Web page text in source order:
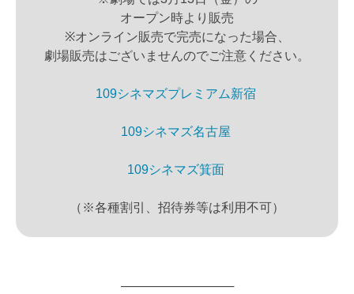
オープン時より販売
※オンライン販売で完売になった場合、
劇場販売はございませんのでご注意ください。
109シネマズプレミアム新宿
109シネマズ名古屋
109シネマズ箕面
（※各種割引、招待券等は利用不可）
─────────────